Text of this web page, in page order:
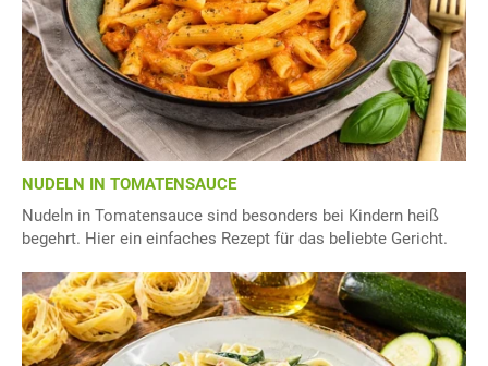
NUDELN IN TOMATENSAUCE
Nudeln in Tomatensauce sind besonders bei Kindern heiß
begehrt. Hier ein einfaches Rezept für das beliebte Gericht.